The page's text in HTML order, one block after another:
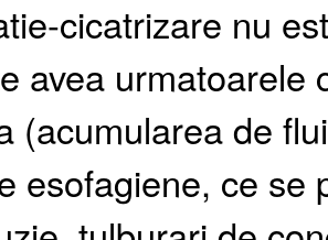
cicatrizare nu
avea urmatoarele
(acumularea de
esofagiene, ce se